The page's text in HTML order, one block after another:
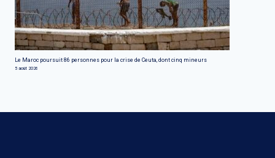
Le Maroc poursuit 86 personnes pour la crise de Ceuta, dont cinq mineurs
5 août 2026